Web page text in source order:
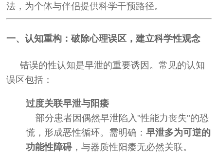
法，为个体与伴侣提供科学干预路径。
一、认知重构：破除心理误区，建立科学性观念
错误的性认知是早泄的重要诱因。常见的认知
误区包括：
过度关联早泄与阳痿
部分患者因偶然早泄陷入"性能力丧失"的恐
慌，形成恶性循环。需明确：早泄多为可逆的
功能性障碍，与器质性阳痿无必然关联。